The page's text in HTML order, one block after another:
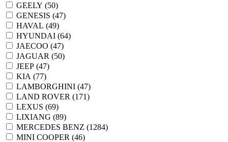
GEELY (50)
GENESIS (47)
HAVAL (49)
HYUNDAI (64)
JAECOO (47)
JAGUAR (50)
JEEP (47)
KIA (77)
LAMBORGHINI (47)
LAND ROVER (171)
LEXUS (69)
LIXIANG (89)
MERCEDES BENZ (1284)
MINI COOPER (46)